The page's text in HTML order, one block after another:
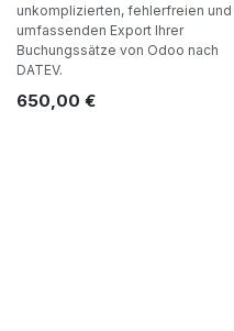
unkomplizierten, fehlerfreien und
umfassenden Export Ihrer
Buchungssätze von Odoo nach
DATEV.
650,00 €